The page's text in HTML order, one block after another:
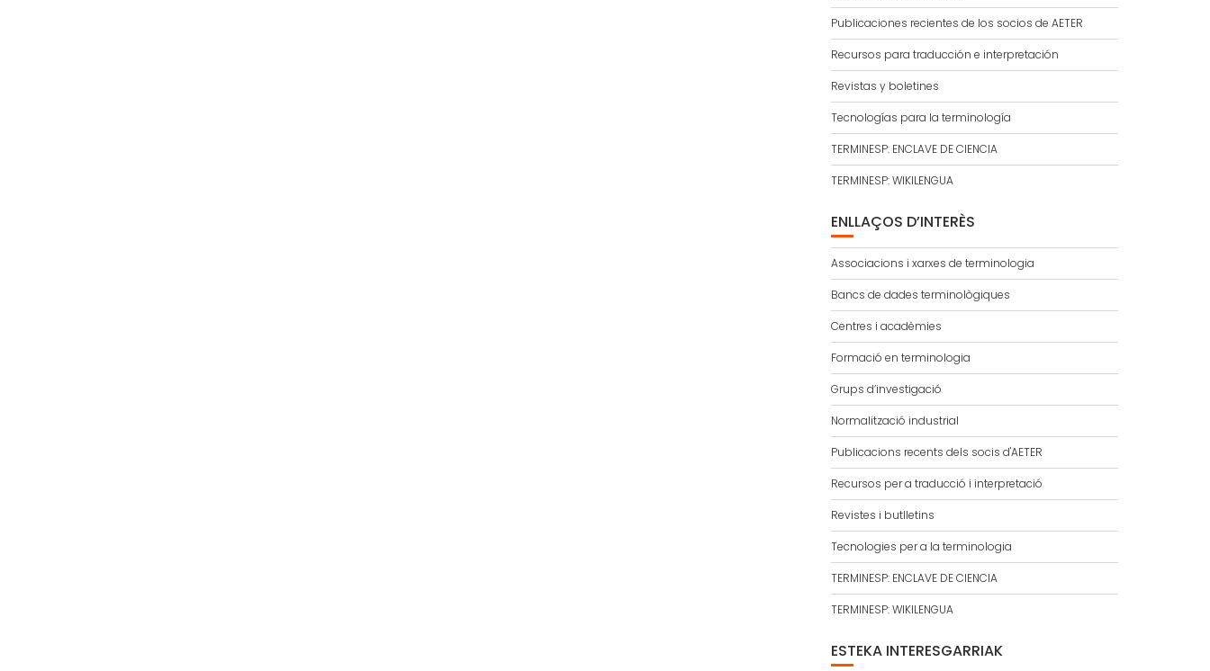
Publicaciones recientes de los socios de AETER
Recursos para traducción e interpretación
Revistas y boletines
Tecnologías para la terminología
TERMINESP: ENCLAVE DE CIENCIA
TERMINESP: WIKILENGUA
ENLLAÇOS D’INTERÈS
Associacions i xarxes de terminologia
Bancs de dades terminològiques
Centres i acadèmies
Formació en terminologia
Grups d’investigació
Normalització industrial
Publicacions recents dels socis d'AETER
Recursos per a traducció i interpretació
Revistes i butlletins
Tecnologies per a la terminologia
TERMINESP: ENCLAVE DE CIENCIA
TERMINESP: WIKILENGUA
ESTEKA INTERESGARRIAK